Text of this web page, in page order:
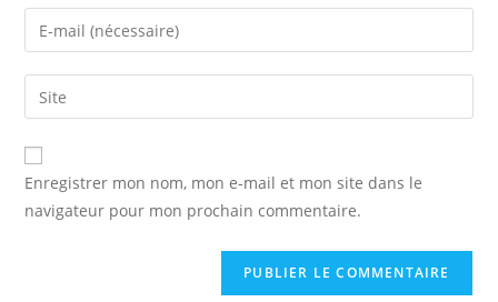
name
comment
Enter
your
email
address
comment
Saisir
l’URL
de
votre
(facultatif)
Enregistrer mon nom, mon e-mail et mon site dans le
navigateur pour mon prochain commentaire.